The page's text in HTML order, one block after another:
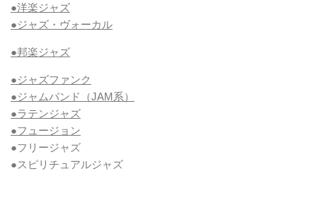
●洋楽ジャズ
●ジャズ・ヴォーカル
●邦楽ジャズ
●ジャズファンク
●ジャムバンド（JAM系）
●ラテンジャズ
●フュージョン
●フリージャズ
●スピリチュアルジャズ